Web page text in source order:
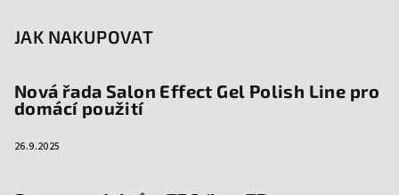
JAK NAKUPOVAT
Nová řada Salon Effect Gel Polish Line pro
domácí použití
26.9.2025